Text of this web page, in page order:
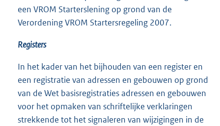
een VROM Starterslening op grond van de
Verordening VROM Startersregeling 2007.
Registers
In het kader van het bijhouden van een register en
een registratie van adressen en gebouwen op grond
van de Wet basisregistraties adressen en gebouwen
voor het opmaken van schriftelijke verklaringen
strekkende tot het signaleren van wijzigingen in de